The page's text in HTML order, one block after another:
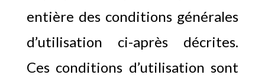
entière des conditions générales
d’utilisation ci-après décrites.
Ces conditions d’utilisation sont